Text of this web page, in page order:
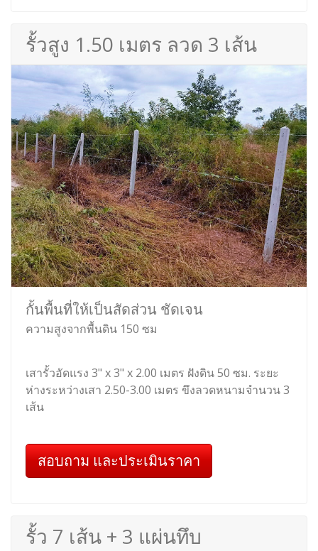
รั้วสูง 1.50 เมตร ลวด 3 เส้น
กั้นพื้นที่ให้เป็นสัดส่วน ชัดเจน
ความสูงจากพื้นดิน 150 ซม
เสารั้วอัดแรง 3" x 3" x 2.00 เมตร ฝังดิน 50 ซม. ระยะ
ห่างระหว่างเสา 2.50-3.00 เมตร ขึงลวดหนามจำนวน 3
เส้น
สอบถาม และประเมินราคา
รั้ว 7 เส้น + 3 แผ่นทึบ